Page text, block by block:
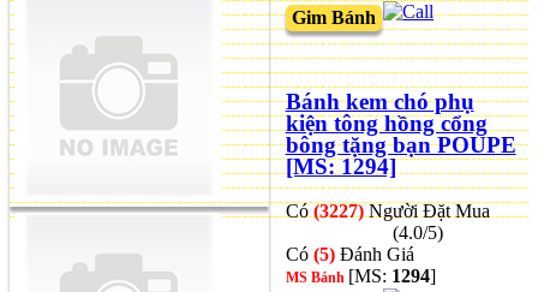
Gim Bánh
Bánh kem chó phụ
kiện tông hồng cổng
bông tặng bạn POUPE
[MS: 1294]
Có (3227)Người Đặt Mua
(4.0/5)
Có(5) Đánh Giá
MS Bánh [MS: 1294]